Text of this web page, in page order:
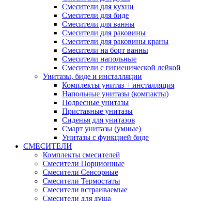
Смесители для кухни
Смесители для биде
Смесители для ванны
Смесители для раковины
Смесители для раковины краны
Смесители на борт ванны
Смесители напольные
Смесители с гигиенической лейкой
Унитазы, биде и инсталляции
Комплекты унитаз + инсталляция
Напольные унитазы (компакты)
Подвесные унитазы
Приставные унитазы
Сиденья для унитазов
Смарт унитазы (умные)
Унитазы с функцией биде
СМЕСИТЕЛИ
Комплекты смесителей
Смесители Порционные
Смесители Сенсорные
Смесители Термостаты
Смесители встраиваемые
Смесители для душа